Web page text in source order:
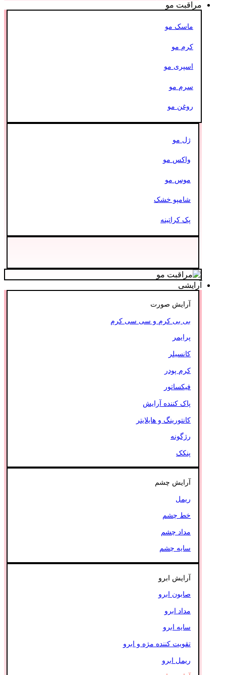
مراقبت مو
ماسک مو
کرم مو
اسپری مو
سرم مو
روغن مو
ژل مو
واکس مو
موس مو
شامپو خشک
پک کراتینه
آرایشی
آرایش صورت
بی بی کرم و سی سی کرم
پرایمر
کانسیلر
کرم پودر
فیکساتور
پاک کننده آرایش
کانتورینگ و هایلایتر
رژگونه
پنکک
آرایش چشم
ریمل
خط چشم
مداد چشم
سایه چشم
آرایش ابرو
صابون ابرو
مداد ابرو
سایه ابرو
تقویت کننده مژه و ابرو
ریمل ابرو